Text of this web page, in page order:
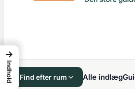
Find efter rum Alle indlæg
→
Indhold